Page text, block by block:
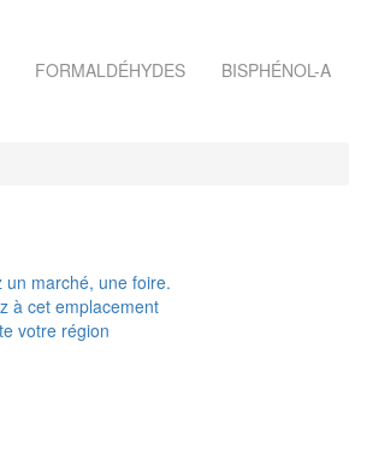
FORMALDÉHYDES BISPHÉNOL-A
un marché, une foire.
à cet emplacement
votre région